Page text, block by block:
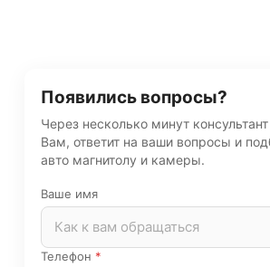
Появились вопросы?
Через несколько минут
Вам, ответит на ваши вопросы и
авто магнитолу и камеры.
Ваше имя
Телефон *